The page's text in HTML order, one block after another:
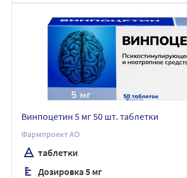
Винпоцетин 5 мг 50 шт. таблетки
Фармпроект АО
таблетки
Дозировка 5 мг